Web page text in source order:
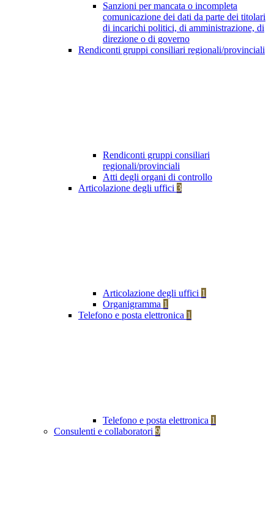
Sanzioni per mancata o incompleta
comunicazione dei dati da parte dei titolari
di incarichi politici, di amministrazione, di
direzione o di governo
Rendiconti gruppi consiliari regionali/provinciali
Rendiconti gruppi consiliari
regionali/provinciali
Atti degli organi di controllo
Articolazione degli uffici 3
Articolazione degli uffici 1
Organigramma 1
Telefono e posta elettronica 1
Telefono e posta elettronica 1
Consulenti e collaboratori 9